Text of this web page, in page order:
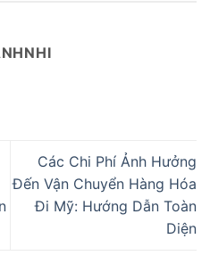
Các Chi Phí Ảnh Hưởng
Đến Vận Chuyển Hàng Hóa
Đi Mỹ: Hướng Dẫn Toàn
Diện